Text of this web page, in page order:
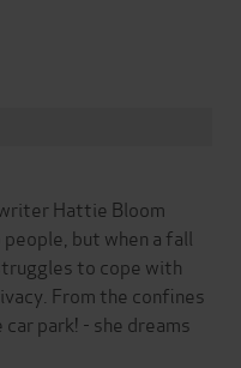
Hattie Bloom
but when a fall
to cope with
From the confines
park! - she dreams